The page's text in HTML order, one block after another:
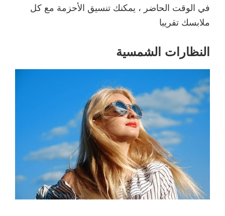
في الوقت الحاضر ، يمكنك تنسيق الأحزمة مع كل
ملابسك تقريبا
النظارات الشمسية